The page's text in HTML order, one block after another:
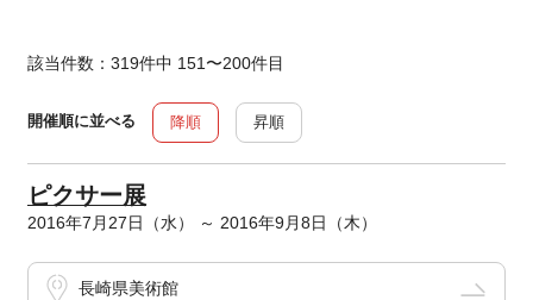
該当件数：319件中 151〜200件目
開催順に並べる 降順 昇順
ピクサー展
2016年7月27日（水） ～ 2016年9月8日（木）
長崎県美術館